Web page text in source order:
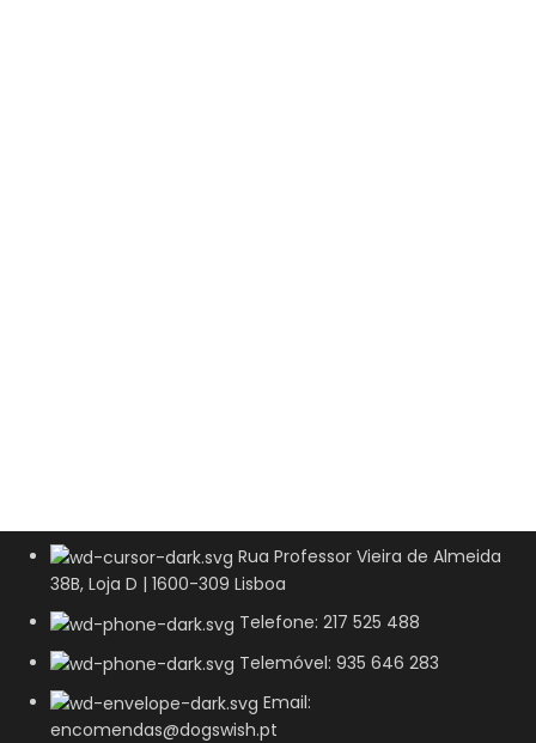
Rua Professor Vieira de Almeida
38B, Loja D | 1600-309 Lisboa
Telefone: 217 525 488
Telemóvel: 935 646 283
Email:
encomendas@dogswish.pt